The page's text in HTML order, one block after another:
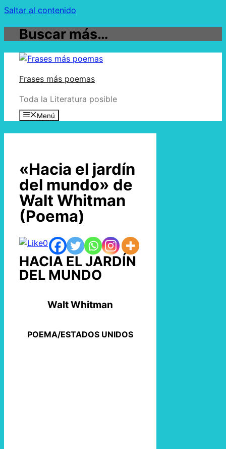
Saltar al contenido
Buscar más…
Frases más poemas
Toda la Literatura posible
Menú
«Hacia el jardín
del mundo» de
Walt Whitman
(Poema)
0
HACIA EL JARDÍN
DEL MUNDO
Walt Whitman
POEMA/ESTADOS UNIDOS